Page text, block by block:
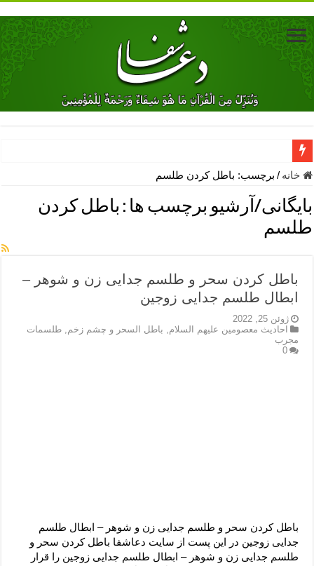
دعای جلب محبت فوری معشوق – دعای جلب محبت شوهر
دعای مشکل گشا برای رفع فقر – ذکرهای روزی‌ بخش
معجزات دعای یا من اظهر الجمیل – دعای یا من اظهر الجمیل برای
مهم ترین اذکار الهی و فضیلت آن ها – ذکر مخصوص مستجاب الدعوه
نماز حاجت برای کار گشایی- دعای رفع مشکلات و طلب حاجت
دعای رفع فقر و طلب رزق و روزی – آیه‌ جلب ثروت و برکت مال
لا حول ولا قوة الا بالله برای چشم زخم – دعای چشم زخم ماشاالله
خانه / برچسب: باطل کردن طلسم
بایگانی/آرشیو برچسب ها : باطل کردن
طلسم
باطل کردن سحر و طلسم جدایی زن و شوهر –
ابطال طلسم جدایی زوجین
ژوئن 25, 2022
احادیث معصومین علیهم السلام
باطل السحر و چشم زخم ,طلسمات
مجرب
0
باطل کردن سحر و طلسم جدایی زن و شوهر – ابطال طلسم
جدایی زوجین در این پست از سایت دعاشفا باطل کردن سحر و
طلسم جدایی زن و شوهر – ابطال طلسم جدایی زوجین را قرار